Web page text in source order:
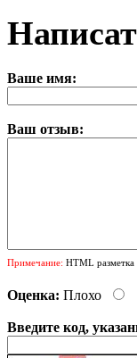
Ваше имя:
Ваш отзыв:
Примечание: HTML разметка
Оценка: Плохо
Введите код,